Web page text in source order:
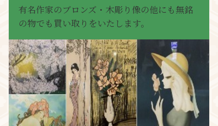
有名作家のブロンズ・木彫り像の他にも無銘
の物でも買い取りをいたします。